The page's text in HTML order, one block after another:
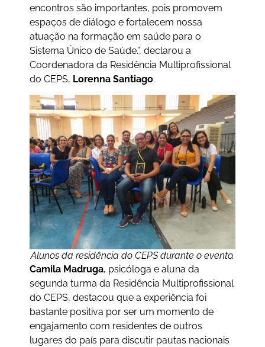
encontros são importantes, pois promovem
espaços de diálogo e fortalecem nossa
atuação na formação em saúde para o
Sistema Único de Saúde.”, declarou a
Coordenadora da Residência Multiprofissional
do CEPS, Lorenna Santiago.
Alunos da residência do CEPS durante o evento.
Camila Madruga, psicóloga e aluna da
segunda turma da Residência Multiprofissional
do CEPS, destacou que a experiência foi
bastante positiva por ser um momento de
engajamento com residentes de outros
lugares do país para discutir pautas nacionais